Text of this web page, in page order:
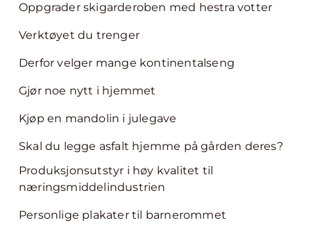
Oppgrader skigarderoben med hestra votter
Verktøyet du trenger
Derfor velger mange kontinentalseng
Gjør noe nytt i hjemmet
Kjøp en mandolin i julegave
Skal du legge asfalt hjemme på gården deres?
Produksjonsutstyr i høy kvalitet til
næringsmiddelindustrien
Personlige plakater til barnerommet